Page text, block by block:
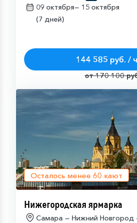
09 октября— 15 октября
(7 дней)
144 585 руб. /
от 170 100
Осталось менее 60 кают
Нижегородская ярмарка
Самара — Нижний Новгород